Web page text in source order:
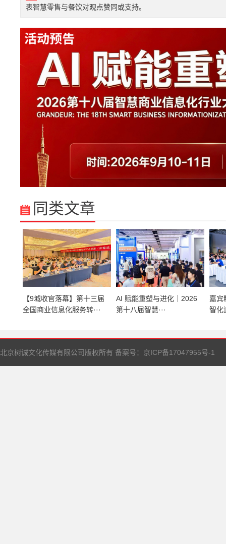
表智慧零售与餐饮对观点赞同或支持。
同类文章
【9城收官落幕】第十三届
全国商业信息化服务转···
AI 赋能重塑与进化｜2026
第十八届智慧···
嘉宾
智化
北京树诚文化传媒有限公司版权所有 备案号： 京ICP备17047955号-1